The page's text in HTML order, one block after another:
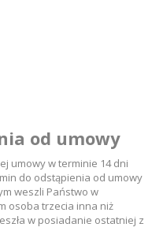
od umowy
umowy w terminie 14 dni
do odstąpienia od umowy
weszli Państwo w
osoba trzecia inna niż
w posiadanie ostatniej z